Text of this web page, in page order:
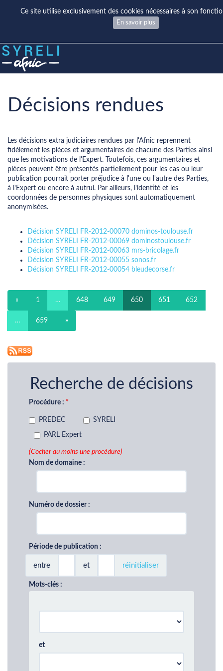
Ce site utilise exclusivement des cookies nécessaires à son
En savoir plus
Décisions rendues
Les décisions extra judiciaires rendues par l'Afnic reprennent
fidèlement les pièces et argumentaires de chacune des Parties ainsi
que les motivations de l'Expert. Toutefois, ces argumentaires et
pièces peuvent être présentés partiellement pour les cas ou leur
publication pourrait porter préjudice à l'une ou l'autre des Parties,
à l'Expert ou encore à autrui. Par ailleurs, l'identité et les
coordonnées de personnes physiques sont automatiquement
anonymisées.
Décision SYRELI FR-2012-00070 dominos-toulouse.fr
Décision SYRELI FR-2012-00069 dominostoulouse.fr
Décision SYRELI FR-2012-00063 mrs-bricolage.fr
Décision SYRELI FR-2012-00055 sonos.fr
Décision SYRELI FR-2012-00054 bleudecorse.fr
« 1 … 648 649 650 651 652
… 659 »
Recherche de décisions
Procédure :
PREDEC SYRELI
PARL Expert
(Cocher au moins une procédure)
Nom de domaine :
Numéro de dossier :
Période de publication :
entre et réinitialiser
Mots-clés :
et